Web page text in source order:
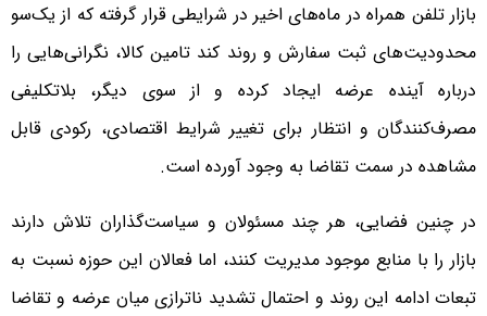
بازار تلفن همراه در ماه‌های اخیر در شرایطی قرار گرفته که از یک‌سو
محدودیت‌های ثبت سفارش و روند کند تامین کالا، نگرانی‌هایی را
درباره آینده عرضه ایجاد کرده و از سوی دیگر، بلاتکلیفی
مصرف‌کنندگان و انتظار برای تغییر شرایط اقتصادی، رکودی قابل
مشاهده در سمت تقاضا به وجود آورده است.
در چنین فضایی، هر چند مسئولان و سیاست‌گذاران تلاش دارند
بازار را با منابع موجود مدیریت کنند، اما فعالان این حوزه نسبت به
تبعات ادامه این روند و احتمال تشدید ناترازی میان عرضه و تقاضا